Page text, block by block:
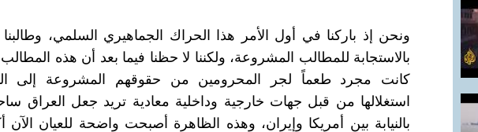
ونحن إذ باركنا في أول الأمر هذا الحراك الجماهيري السلمي،
بالاستجابة للمطالب المشروعة، ولكننا لا حظنا فيما بعد أن هذه
كانت مجرد طعماً لجر المحرومين من حقوقهم المشروعة إلى
استغلالها من قبل جهات خارجية وداخلية معادية تريد جعل العراق
بالنيابة بين أمريكا وإيران، وهذه الظاهرة أصبحت واضحة للعيان